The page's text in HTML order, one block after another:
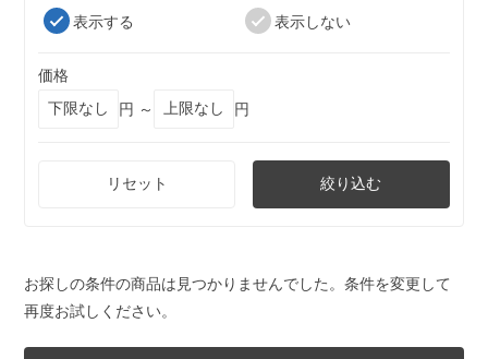
表示する
表示しない
価格
円 ～
円
リセット 絞り込む
お探しの条件の商品は見つかりませんでした。条件を変更して
再度お試しください。